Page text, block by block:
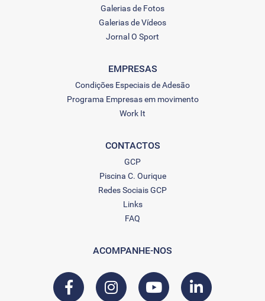
Galerias de Fotos
Galerias de Vídeos
Jornal O Sport
EMPRESAS
Condições Especiais de Adesão
Programa Empresas em movimento
Work It
CONTACTOS
GCP
Piscina C. Ourique
Redes Sociais GCP
Links
FAQ
ACOMPANHE-NOS